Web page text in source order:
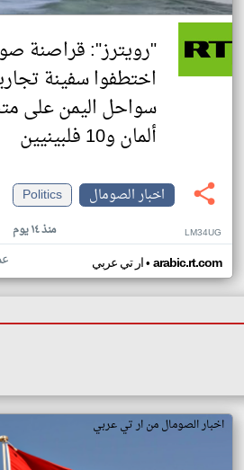
"رويترز": قراصنة
اختطفوا سفينة
ألمان و10 فلبينيين
اخبار الصومال
Politics
منذ ١٤ يوم LM34UG
ار تي عربي• arabic.rt.com
اخبار الصومال من ار تي عربي